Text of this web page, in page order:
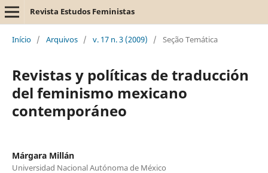
Revista Estudos Feministas
Início / Arquivos / v. 17 n. 3 (2009) / Seção Temática
Revistas y políticas de traducción
del feminismo mexicano
contemporáneo
Márgara Millán
Universidad Nacional Autónoma de México